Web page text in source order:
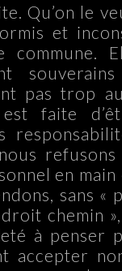
Qu’on le
et
pas trop
faite
en main
sans
chemin
à penser
accepter